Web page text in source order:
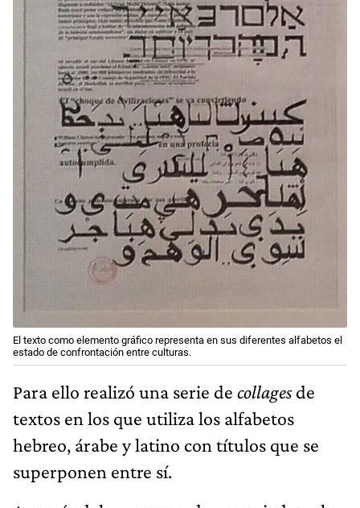
El texto como elemento gráfico representa en sus diferentes alfabetos el
estado de confrontación entre culturas.
Para ello realizó una serie de collagesde
textos en los que utiliza los alfabetos
hebreo, árabe y latino con títulos que se
superponen entre sí.